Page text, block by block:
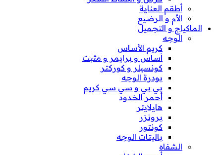
أطقم العناية
الأم و الرضيع
الماكياج و التجميل
الوجه
كريم الأساس
أساس و برايمر و مثبت
كونسيلر و كوركتر
بودرة الوجه
بي بي و سي سي كريم
أحمر الخدود
هايلايتر
برونزر
كونتور
باليتات الوجه
الشفاه